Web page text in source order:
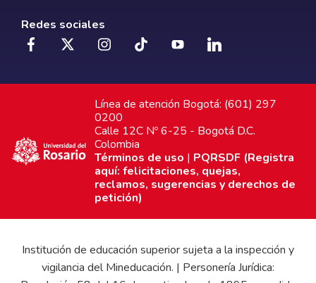
Redes sociales
Línea de atención Bogotá: (601) 297
0200
Calle 12C Nº 6-25 - Bogotá D.C.
Colombia
Términos de uso | PQRSDF (Registra
aquí: felicitaciones, quejas,
reclamos, sugerencias y derechos de
petición)
Institución de educación superior sujeta a la inspección y
vigilancia del Mineducación. | Personería Jurídica: